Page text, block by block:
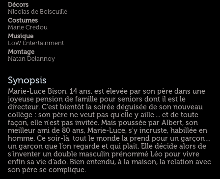
Décors
Nicolas de Boiscuillé
Costumes
Marie Credou
Musique
LoW Entertainment
Montage
Natan Delannoy
Synopsis
Marie-Luce Bison, 14 ans, est élevée par son père dans une
joyeuse pension de famille pour seniors dont il est le
directeur. C'est bientôt la soirée déguisée de son nouveau
collège : son père ne veut pas qu'elle y aille ... et de toute
façon, elle n'est pas invitée. Mais poussée par Albert, son
meilleur ami de 80 ans, Marie-Luce, s'y incruste, habillée en
homme. Ce soir-là, tout le monde la prend pour un garçon…
un garçon que l’on regarde et qui plait. Elle décide alors de
s’inventer un double masculin prénommé Léo pour vivre
enfin sa vie d’ado. Bien entendu, à la maison, la relation avec
son père se complique.